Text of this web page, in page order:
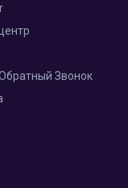
Звонок